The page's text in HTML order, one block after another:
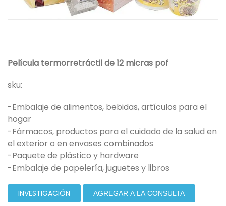
Película termorretráctil de 12 micras pof
sku:
-Embalaje de alimentos, bebidas, artículos para el
hogar
-Fármacos, productos para el cuidado de la salud en
el exterior o en envases combinados
-Paquete de plástico y hardware
-Embalaje de papelería, juguetes y libros
INVESTIGACIÓN AGREGAR A LA CONSULTA